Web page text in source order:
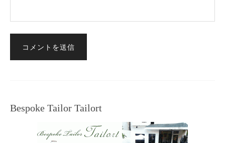
Bespoke Tailor Tailort